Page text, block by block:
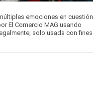
emociones en cuestión
El Comercio MAG usando
solo usada con fines